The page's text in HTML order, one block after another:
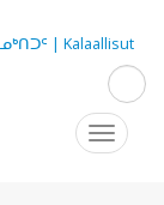
| Kalaallisut
Toggle